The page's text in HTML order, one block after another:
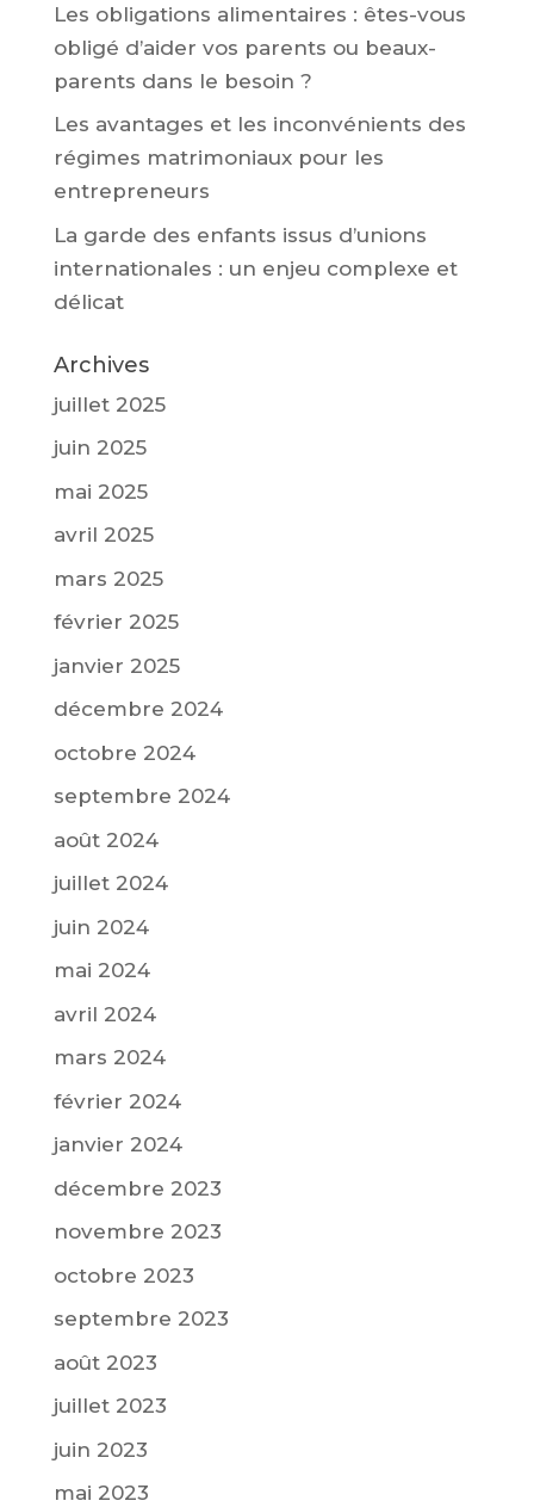
Les obligations alimentaires : êtes-vous
obligé d’aider vos parents ou beaux-
parents dans le besoin ?
Les avantages et les inconvénients des
régimes matrimoniaux pour les
entrepreneurs
La garde des enfants issus d’unions
internationales : un enjeu complexe et
délicat
Archives
juillet 2025
juin 2025
mai 2025
avril 2025
mars 2025
février 2025
janvier 2025
décembre 2024
octobre 2024
septembre 2024
août 2024
juillet 2024
juin 2024
mai 2024
avril 2024
mars 2024
février 2024
janvier 2024
décembre 2023
novembre 2023
octobre 2023
septembre 2023
août 2023
juillet 2023
juin 2023
mai 2023